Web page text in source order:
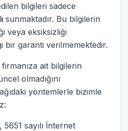
bilgileri sadece
sunmaktadır. Bu bilgilerin
veya eksiksizliği
bir garanti verilmemektedir.
ait bilgilerin
olmadığını
yöntemlerle bizimle
5651 sayılı İnternet